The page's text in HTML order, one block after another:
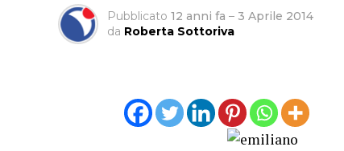
Pubblicato 12 anni fa – 3 Aprile 2014
da Roberta Sottoriva